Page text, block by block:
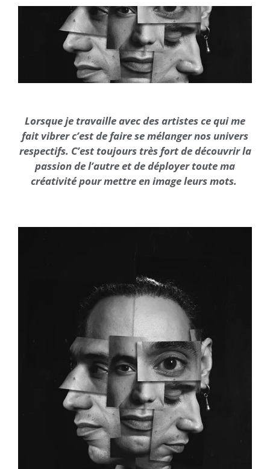
Lorsque je travaille avec des artistes ce qui me
fait vibrer c’est de faire se mélanger nos univers
respectifs. C’est toujours très fort de découvrir la
passion de l’autre et de déployer toute ma
créativité pour mettre en image leurs mots.